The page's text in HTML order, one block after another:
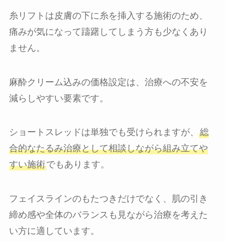
糸リフトは皮膚の下に糸を挿入する施術のため、
痛みが気になって躊躇してしまう方も少なくあり
ません。
麻酔クリーム込みの価格設定は、治療への不安を
減らしやすい要素です。
ショートスレッドは単独でも受けられますが、 総
合的なたるみ治療として相談しながら組み立てや
すい施術でもあります。
フェイスラインのもたつきだけでなく、肌の引き
締め感や全体のバランスも見ながら治療を考えた
い方に適しています。